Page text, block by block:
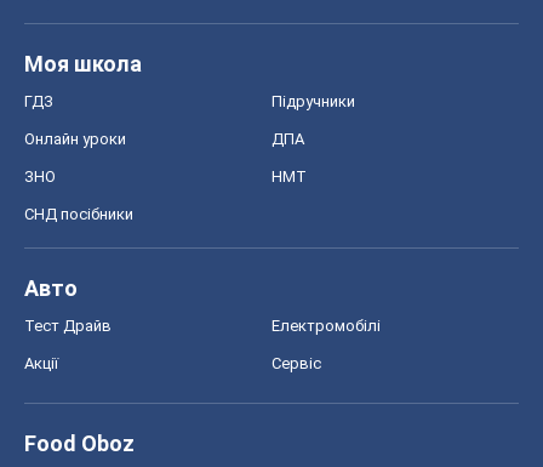
Моя школа
ГДЗ Підручники
Онлайн уроки ДПА
ЗНО НМТ
СНД посібники
Авто
Тест Драйв Електромобілі
Акції Сервіс
Food Oboz